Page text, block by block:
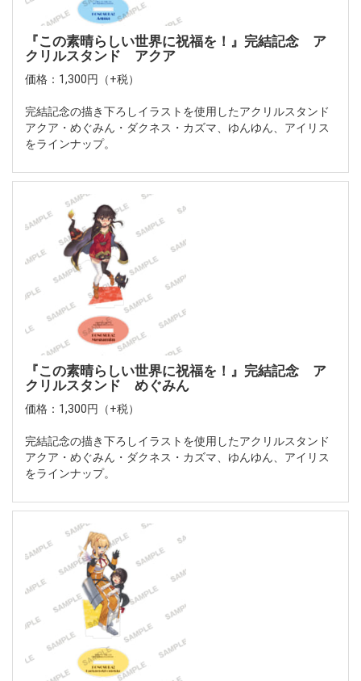
『この素晴らしい世界に祝福を！』完結記念 ア
クリルスタンド アクア
価格：1,300円（+税）
完結記念の描き下ろしイラストを使用したアクリルスタンド
アクア・めぐみん・ダクネス・カズマ、ゆんゆん、アイリス
をラインナップ。
『この素晴らしい世界に祝福を！』完結記念 ア
クリルスタンド めぐみん
価格：1,300円（+税）
完結記念の描き下ろしイラストを使用したアクリルスタンド
アクア・めぐみん・ダクネス・カズマ、ゆんゆん、アイリス
をラインナップ。